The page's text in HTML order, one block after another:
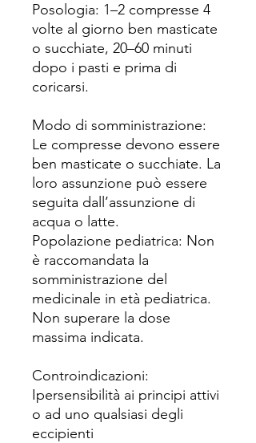
Posologia: 1–2 compresse 4
volte al giorno ben masticate
o succhiate, 20–60 minuti
dopo i pasti e prima di
coricarsi.
Modo di somministrazione:
Le compresse devono essere
ben masticate o succhiate. La
loro assunzione può essere
seguita dall’assunzione di
acqua o latte.
Popolazione pediatrica: Non
è raccomandata la
somministrazione del
medicinale in età pediatrica.
Non superare la dose
massima indicata.
Controindicazioni:
Ipersensibilità ai principi attivi
o ad uno qualsiasi degli
eccipienti